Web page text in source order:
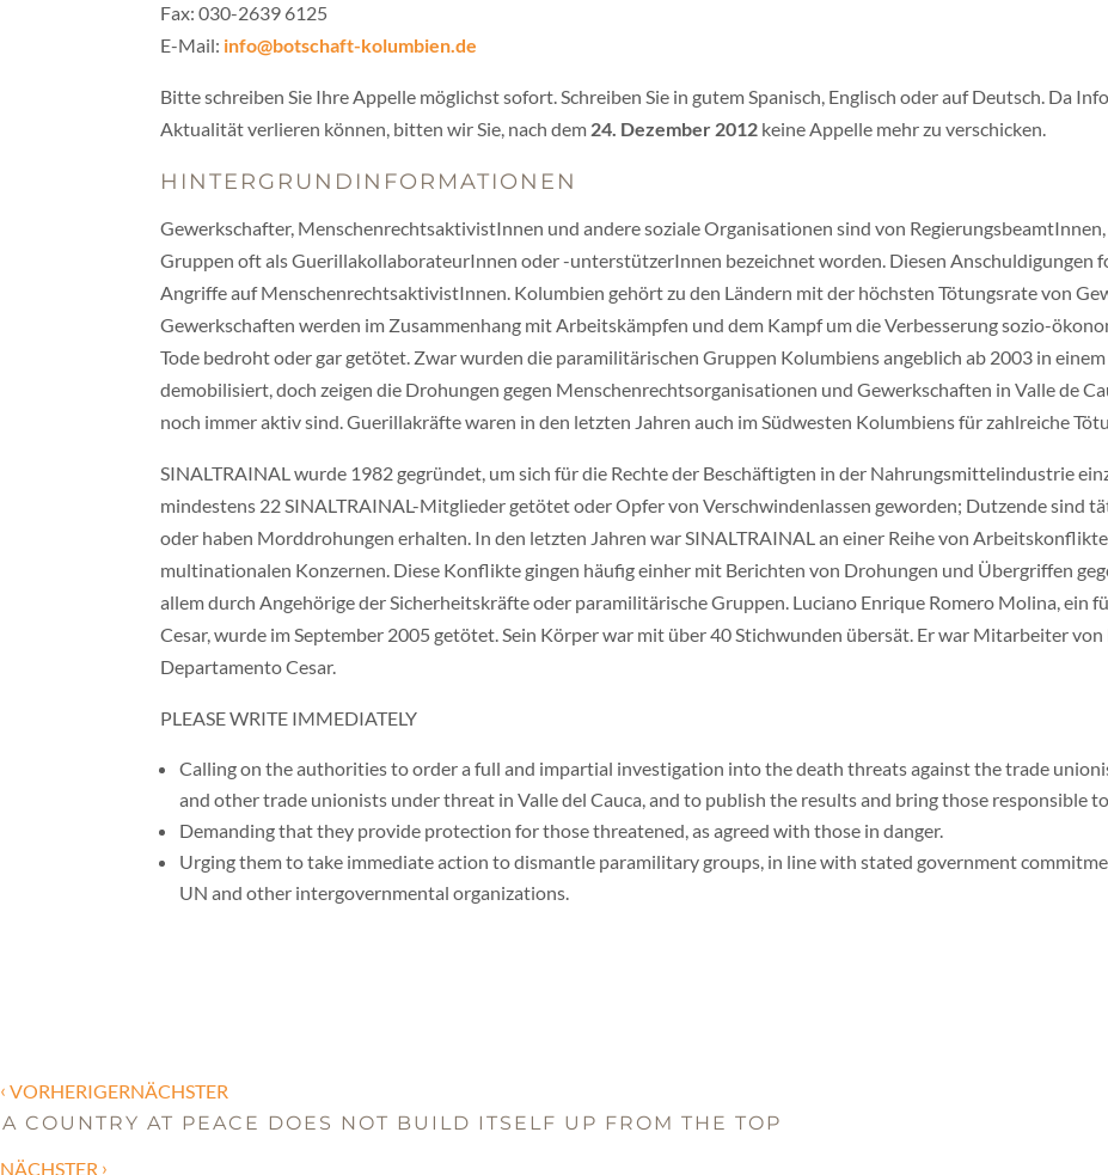
Fax: 030-2639 6125
E-Mail: info@botschaft-kolumbien.de
Bitte schreiben Sie Ihre Appelle möglichst sofort. Schreiben Sie in gutem Spanisch, Englisch oder auf Deutsch. Da
Aktualität verlieren können, bitten wir Sie, nach dem 24. Dezember 2012 keine Appelle mehr zu verschicken.
HINTERGRUNDINFORMATIONEN
Gewerkschafter, MenschenrechtsaktivistInnen und andere soziale Organisationen sind von
Gruppen oft als GuerillakollaborateurInnen oder -unterstützerInnen bezeichnet worden. Diesen Anschuldigungen
Angriffe auf MenschenrechtsaktivistInnen. Kolumbien gehört zu den Ländern mit der höchsten Tötungsrate von
Gewerkschaften werden im Zusammenhang mit Arbeitskämpfen und dem Kampf um die Verbesserung sozio-
Tode bedroht oder gar getötet. Zwar wurden die paramilitärischen Gruppen Kolumbiens angeblich ab 2003 in
demobilisiert, doch zeigen die Drohungen gegen Menschenrechtsorganisationen und Gewerkschaften in Valle de
noch immer aktiv sind. Guerillakräfte waren in den letzten Jahren auch im Südwesten Kolumbiens für zahlreiche
SINALTRAINAL wurde 1982 gegründet, um sich für die Rechte der Beschäftigten in der Nahrungsmittelindustrie
mindestens 22 SINALTRAINAL-Mitglieder getötet oder Opfer von Verschwindenlassen geworden; Dutzende sind
oder haben Morddrohungen erhalten. In den letzten Jahren war SINALTRAINAL an einer Reihe von
multinationalen Konzernen. Diese Konflikte gingen häufig einher mit Berichten von Drohungen und Übergriffen
allem durch Angehörige der Sicherheitskräfte oder paramilitärische Gruppen. Luciano Enrique Romero Molina, ein
Cesar, wurde im September 2005 getötet. Sein Körper war mit über 40 Stichwunden übersät. Er war Mitarbeiter
Departamento Cesar.
PLEASE WRITE IMMEDIATELY
Calling on the authorities to order a full and impartial investigation into the death threats against the trade
and other trade unionists under threat in Valle del Cauca, and to publish the results and bring those responsible
Demanding that they provide protection for those threatened, as agreed with those in danger.
Urging them to take immediate action to dismantle paramilitary groups, in line with stated government
UN and other intergovernmental organizations.
‹ VORHERIGERNÄCHSTER
A COUNTRY AT PEACE DOES NOT BUILD ITSELF UP FROM THE TOP
NÄCHSTER ›